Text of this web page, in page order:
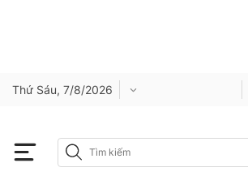
Thứ Sáu, 7/8/2026